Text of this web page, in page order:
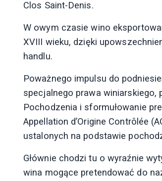
Clos Saint-Denis.
W owym czasie wino
XVIII wieku, dzięki
handlu.
Poważnego impulsu do
specjalnego prawa winiarskiego,
Pochodzenia i sformułowanie
Appellation d’Origine Contrôlée
ustalonych na podstawie
Głównie chodzi tu o wyraźnie
wina mogące pretendować do